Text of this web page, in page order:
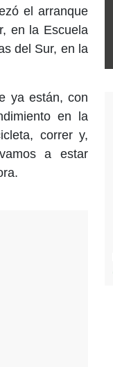
el arranque
en la Escuela
del Sur, en la
ya están, con
en la
correr y,
a estar